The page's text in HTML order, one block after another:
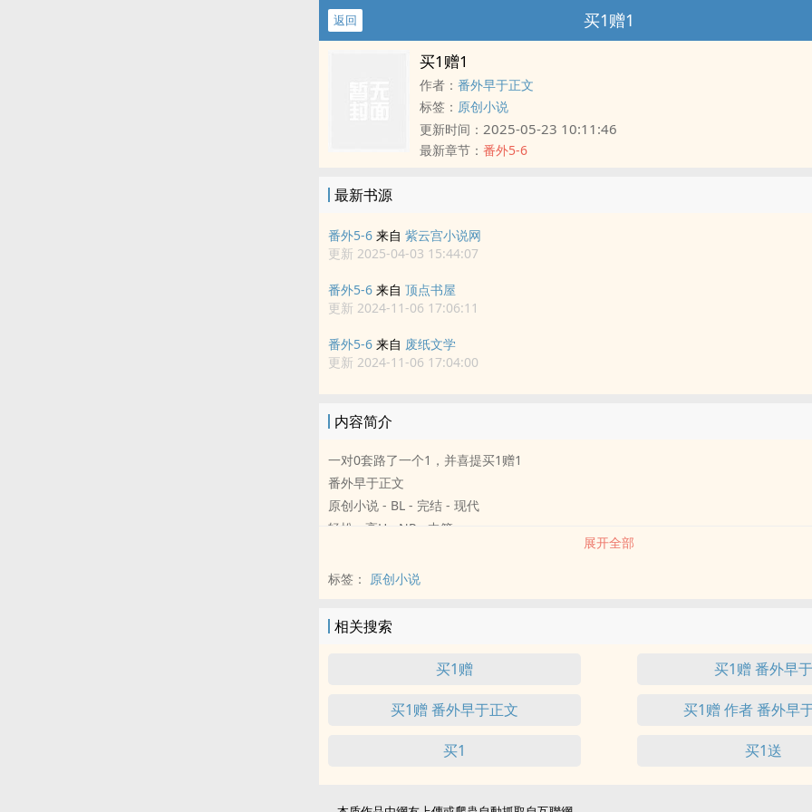
返回 买1赠1
买1赠1
作者： 番外早于正文
标签： 原创小说
更新时间： 2025-05-23 10:11:46
最新章节： 番外5-6
最新书源
番外5-6 来自 紫云宫小说网
更新 2025-04-03 15:44:07
番外5-6 来自 顶点书屋
更新 2024-11-06 17:06:11
番外5-6 来自 废纸文学
更新 2024-11-06 17:04:00
内容简介
一对0套路了一个1，并喜提买1赠1
番外早于正文
原创小说 - BL - 完结 - 现代
轻松 - 高H - NP - 中篇
2V2.两攻两受（有临时双插）排列组合的等边四角。
付煦（冷漠老板含羞草攻）&梁渐松（大胸健美爱哭包攻）X白明华（作者不会形容受）
正文已完结！！！
展开全部
标签： 原创小说
相关搜索
买1赠 买1赠 番外早于
买1赠 番外早于正文 买1赠 作者 番外早
买1 买1送